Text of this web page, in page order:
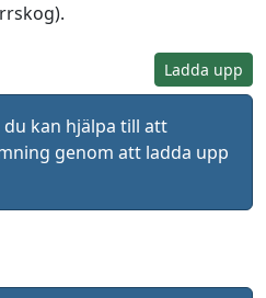
Ladda upp
kan hjälpa till att
genom att ladda upp